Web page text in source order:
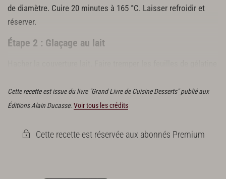
Pâte à bombe
60 g de sucre
25 g de glucose
7,5 cl d’eau
700 g de couverture noire
700 g de couverture lait
de diamètre. Cuire 20 minutes à 165 °C. Laisser refroidir et
réserver.
Étape 2 : Glaçage au lait
Cette recette est issue du livre "Grand Livre de Cuisine Desserts" publié aux
Éditions Alain Ducasse. Voir tous les crédits
Cette recette est réservée aux abonnés Premium